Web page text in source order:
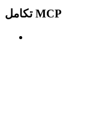
تكامل MCP